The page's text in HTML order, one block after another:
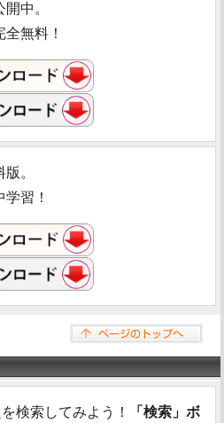
中。
無料！
。
習！
検索してみよう！ 「検索」ボ